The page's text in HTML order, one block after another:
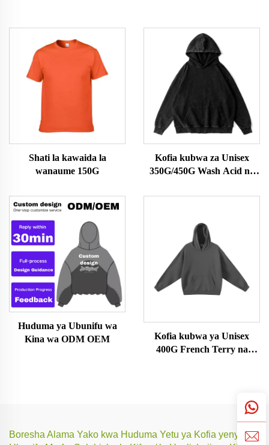
Shati la kawaida la
wanaume 150G
Kofia kubwa za Unisex
350G/450G Wash Acid na
Huduma ya Ubunifu wa
Kina wa ODM OEM
Kofia kubwa ya Unisex
400G French Terry na
Boresha Alama Yako kwa Huduma Yetu ya Kofia yenye